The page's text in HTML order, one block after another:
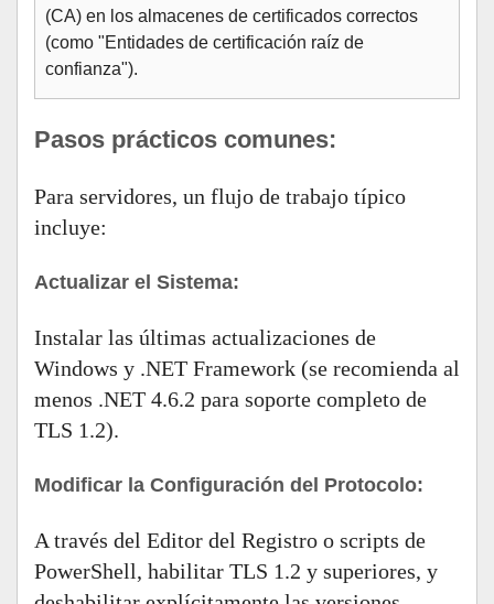
(CA) en los almacenes de certificados correctos
(como "Entidades de certificación raíz de
confianza").
Pasos prácticos comunes:
Para servidores, un flujo de trabajo típico
incluye:
Actualizar el Sistema:
Instalar las últimas actualizaciones de
Windows y .NET Framework (se recomienda al
menos .NET 4.6.2 para soporte completo de
TLS 1.2).
Modificar la Configuración del Protocolo:
A través del Editor del Registro o scripts de
PowerShell, habilitar TLS 1.2 y superiores, y